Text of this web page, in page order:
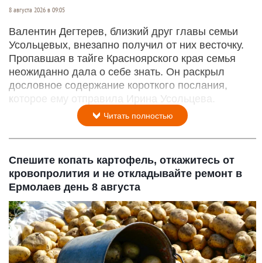
8 августа 2026 в 09:05
Валентин Дегтерев, близкий друг главы семьи
Усольцевых, внезапно получил от них весточку.
Пропавшая в тайге Красноярского края семья
неожиданно дала о себе знать. Он раскрыл
дословное содержание короткого послания,
которое ему отправила Ирина Усольцева.
Читать полностью
Спешите копать картофель, откажитесь от
кровопролития и не откладывайте ремонт в
Ермолаев день 8 августа